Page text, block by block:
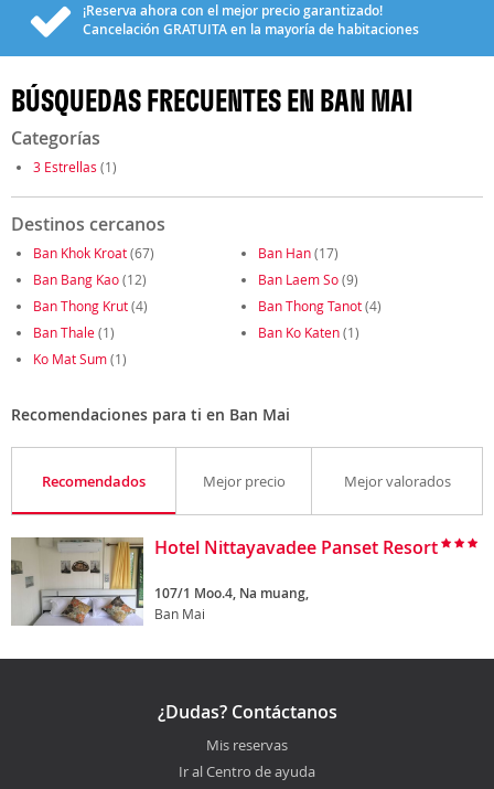
¡Reserva ahora con el mejor precio garantizado!
Cancelación GRATUITAen la mayoría de habitaciones
BÚSQUEDAS FRECUENTES EN BAN MAI
Categorías
3 Estrellas (1)
Destinos cercanos
Ban Khok Kroat(67) Ban Han(17)
Ban Bang Kao(12) Ban Laem So(9)
Ban Thong Krut(4) Ban Thong Tanot(4)
Ban Thale(1) Ban Ko Katen(1)
Ko Mat Sum(1)
Recomendaciones para ti en Ban Mai
Recomendados Mejor precio Mejor valorados
Hotel Nittayavadee Panset Resort
107/1 Moo.4, Na muang,
Ban Mai
¿Dudas? Contáctanos
Mis reservas
Ir al Centro de ayuda